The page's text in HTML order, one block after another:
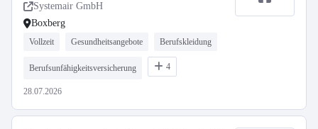
Systemair GmbH
Boxberg
Vollzeit Gesundheitsangebote Berufskleidung
Berufsunfähigkeitsversicherung 4
28.07.2026